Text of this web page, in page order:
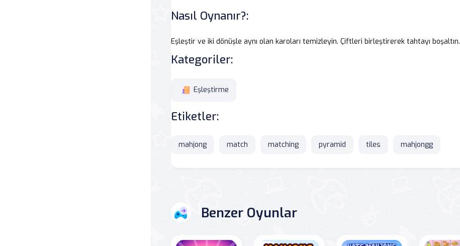
Nasıl Oynanır?:
Eşleştir ve iki dönüşle aynı olan karoları temizleyin. Çiftleri birleştirerek tahtayı boşaltın.
Kategoriler:
Eşleştirme
Etiketler:
mahjong match matching pyramid tiles mahjongg
Benzer Oyunlar